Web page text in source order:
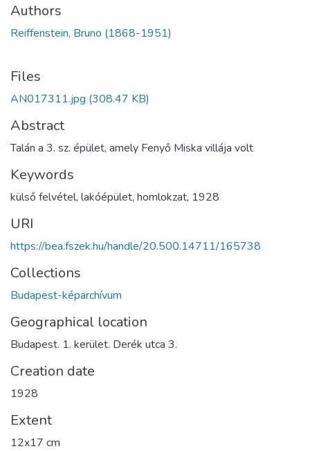
Authors
Reiffenstein, Bruno (1868-1951)
Files
AN017311.jpg (308.47 KB)
Abstract
Talán a 3. sz. épület, amely Fenyő Miska villája volt
Keywords
külső felvétel, lakóépület, homlokzat, 1928
URI
https://bea.fszek.hu/handle/20.500.14711/165738
Collections
Budapest-képarchívum
Geographical location
Budapest. 1. kerület. Derék utca 3.
Creation date
1928
Extent
12x17 cm